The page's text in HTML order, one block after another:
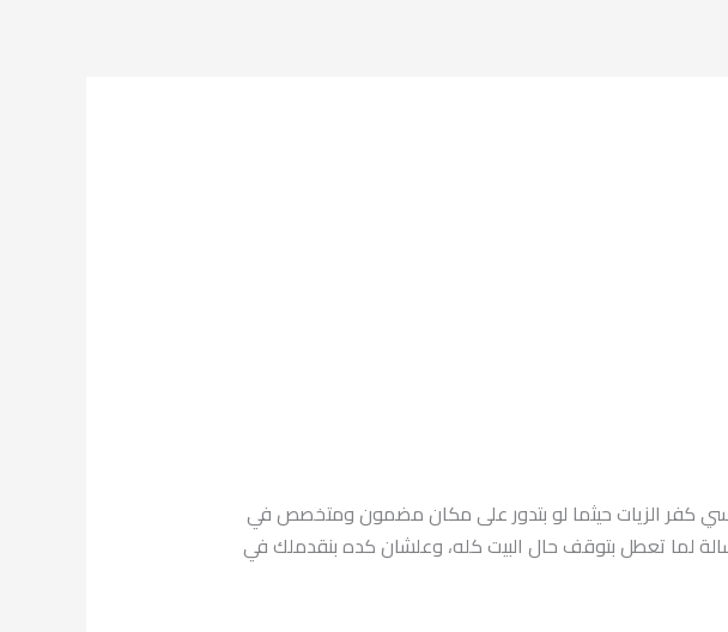
24 ساعة مركز صيانة غسالات زانوسي كفر الزيات حيثما لو بتدور على مكان مضمون ومتخصص في
لما تعطل بتوقف حال البيت كله، وعلشان كده بنقدملك في